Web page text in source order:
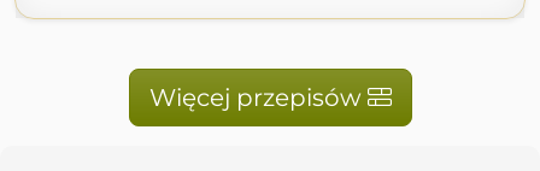
Więcej przepisów